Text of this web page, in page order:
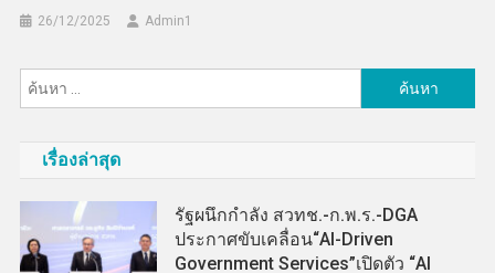
26/12/2025 Admin​1
สำหรับ:
เรื่องล่าสุด
รัฐผนึกกำลัง สวทช.-ก.พ.ร.-DGA
ประกาศขับเคลื่อน“AI-Driven
Government Services”เปิดตัว “AI